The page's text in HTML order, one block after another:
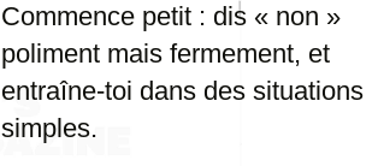
Commence petit : dis « non »
poliment mais fermement, et
entraîne-toi dans des situations
simples.